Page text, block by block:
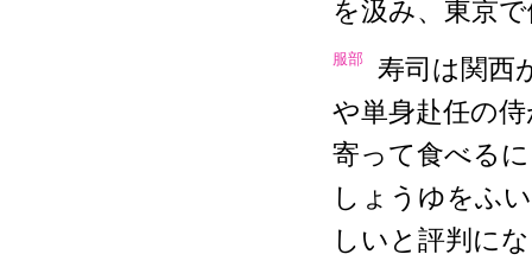
を汲み、東京
服部
寿司は関西
や単身赴任の
寄って食べる
しょうゆをふ
しいと評判に